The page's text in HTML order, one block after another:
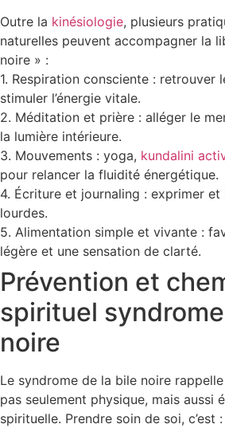
Outre la kinésiologie, plusieurs
naturelles peuvent accompagner la
noire » :
1. Respiration consciente : retrouver
stimuler l’énergie vitale.
2. Méditation et prière : alléger le
la lumière intérieure.
3. Mouvements : yoga, kundalini
pour relancer la fluidité énergétique.
4. Écriture et journaling : exprimer
lourdes.
5. Alimentation simple et vivante :
légère et une sensation de clarté.
Prévention et
spirituel
noire
Le syndrome de la bile noire rappelle
pas seulement physique, mais aussi
spirituelle. Prendre soin de soi, c’est :